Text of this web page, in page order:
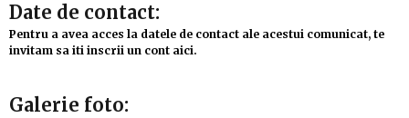
Date de contact:
Pentru a avea acces la datele de contact ale acestui comunicat, te
invitam sa iti inscrii un cont aici.
Galerie foto: